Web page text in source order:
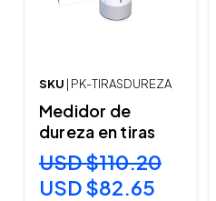
SKU | PK-TIRASDUREZA
Medidor de
dureza en tiras
USD $110.20
USD $82.65